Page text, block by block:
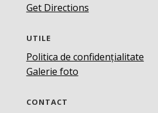
Get Directions
UTILE
Politica de confidențialitate
Galerie foto
CONTACT